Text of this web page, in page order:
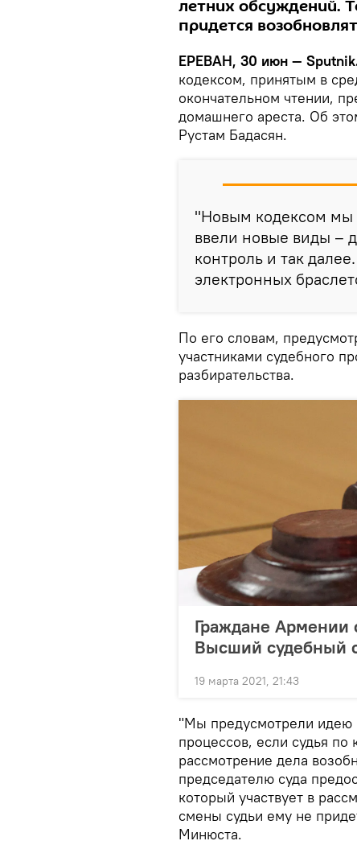
летних обсуждений.
придется
ЕРЕВАН, 30 июн —
кодексом, принятым в
окончательном чтении,
домашнего ареста. Об
Рустам Бадасян.
"Новым кодексом мы
ввели новые виды –
контроль и так
электронных
По его словам,
участниками судебного
разбирательства.
Граждане Армении
Высший судебный
19 марта 2021, 21:43
"Мы предусмотрели идею
процессов, если судья
рассмотрение дела
председателю суда
который участвует в
смены судьи ему не
Минюста.